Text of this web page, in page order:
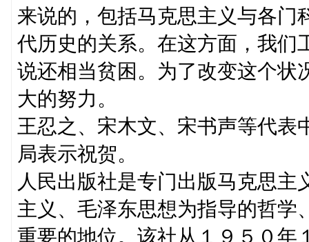
来说的，包括马克思主义与各门
代历史的关系。在这方面，我们
说还相当贫困。为了改变这个状
大的努力。
王忍之、宋木文、宋书声等代表
局表示祝贺。
人民出版社是专门出版马克思
主义、毛泽东思想为指导的哲学
重要的地位。该社从１９５０年